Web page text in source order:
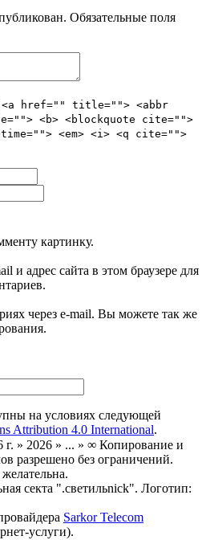
Обязательные поля
<a href="" title=""> <abbr
<b> <blockquote cite="">
<em> <i> <q cite="">
картинку.
и адрес сайта в этом браузере для
через e-mail. Вы можете так же
на условиях следующей
Attribution 4.0 International.
г. » 2026 » ... » ∞ Копирование и
разрешено без ограничений.
секта ".светильnick". Логотип:
Sarkor Telecom
услуги).